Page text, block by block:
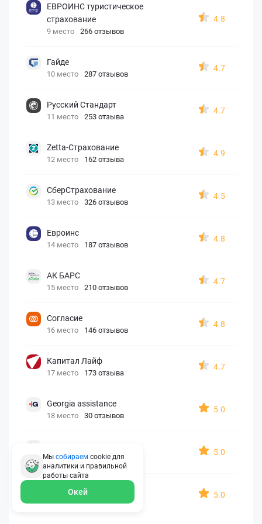
ЕВРОИНС туристическое
страхование
9 место 266 отзывов
4.8
Гайде
10 место 287 отзывов
4.7
Русский Стандарт
11 место 253 отзыва
4.7
Zetta-Страхование
12 место 162 отзыва
4.9
СберСтрахование
13 место 326 отзывов
4.5
Евроинс
14 место 187 отзывов
4.8
АК БАРС
15 место 210 отзывов
4.7
Согласие
16 место 146 отзывов
4.8
Капитал Лайф
17 место 173 отзыва
4.7
Georgia assistance
18 место 30 отзывов
5.0
19 место 10 отзывов
5.0
АйАйСи
5.0
Мы собираем cookie для
аналитики и правильной
работы сайта
Окей